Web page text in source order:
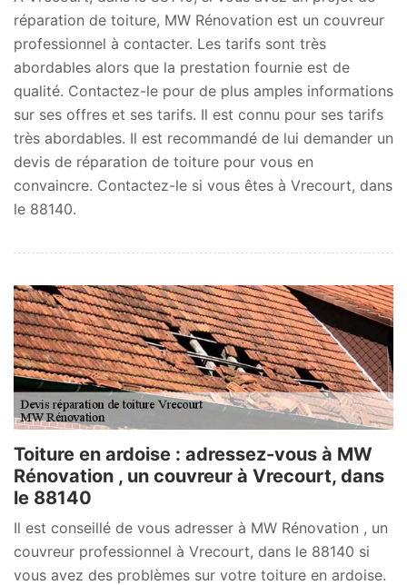
réparation de toiture, MW Rénovation est un couvreur
professionnel à contacter. Les tarifs sont très
abordables alors que la prestation fournie est de
qualité. Contactez-le pour de plus amples informations
sur ses offres et ses tarifs. Il est connu pour ses tarifs
très abordables. Il est recommandé de lui demander un
devis de réparation de toiture pour vous en
convaincre. Contactez-le si vous êtes à Vrecourt, dans
le 88140.
Toiture en ardoise : adressez-vous à MW
Rénovation , un couvreur à Vrecourt, dans
le 88140
Il est conseillé de vous adresser à MW Rénovation , un
couvreur professionnel à Vrecourt, dans le 88140 si
vous avez des problèmes sur votre toiture en ardoise.